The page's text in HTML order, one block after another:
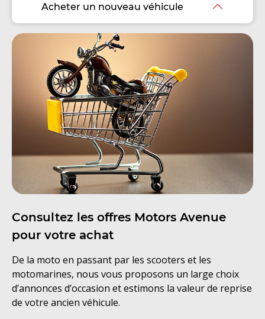
Acheter un nouveau véhicule
Consultez les offres Motors Avenue
pour votre achat
De la moto en passant par les scooters et les
motomarines, nous vous proposons un large choix
d’annonces d’occasion et estimons la valeur de reprise
de votre ancien véhicule.